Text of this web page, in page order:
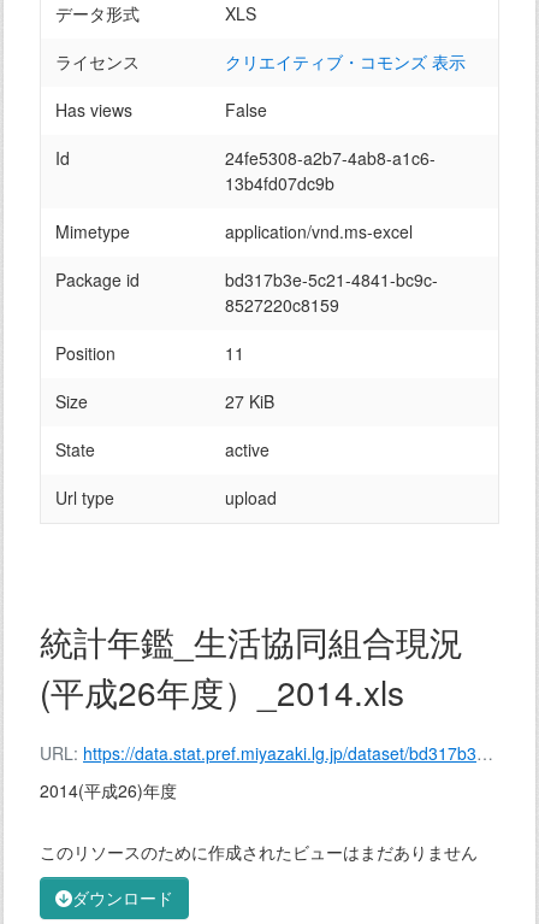
ダウンロード
統計年鑑_生活協同組合現況
(平成26年度）_2014.xls
URL: https://data.stat.pref.miyazaki.lg.jp/dataset/bd317b3e-5c21-4841-bc9c-8527220c8159/resource/24fe5308-a2b7-4ab8-a1c6-13b4fd07dc9b/download/%E7%B5%B1%E8%A8%88%E5%B9%B4%E9%91%91_%E7%94%9F%E6%B4%BB%E5%8D%94%E5%90%8C%E7%B5%84%E5%90%88%E7%8F%BE%E6%B3%81(%E5%B9%B3%E6%88%9026%E5%B9%B4%E5%BA%A6%EF%BC%89_2014.xls
2014(平成26)年度
このリソースのために作成されたビューはまだありません
データ形式
XLS
ライセンス
クリエイティブ・コモンズ 表示
Has views
False
Id
24fe5308-a2b7-4ab8-a1c6-
13b4fd07dc9b
Mimetype
application/vnd.ms-excel
Package id
bd317b3e-5c21-4841-bc9c-
8527220c8159
Position
11
Size
27 KiB
State
active
Url type
upload